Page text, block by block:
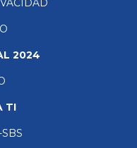
2024
TI